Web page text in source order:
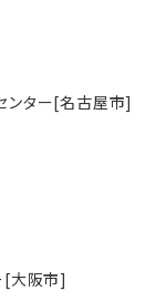
ンター[名古屋市]
[大阪市]